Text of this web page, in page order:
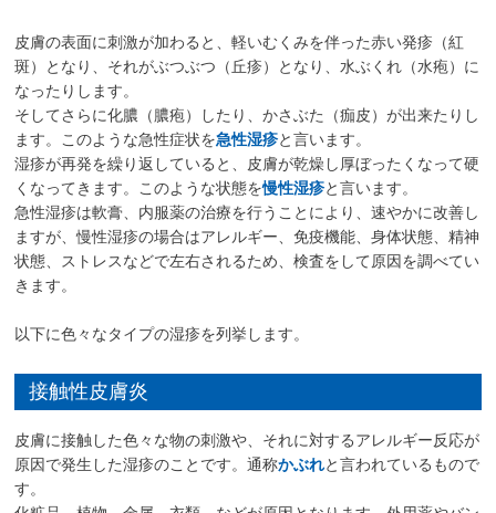
皮膚の表面に刺激が加わると、軽いむくみを伴った赤い発疹（紅
斑）となり、それがぶつぶつ（丘疹）となり、水ぶくれ（水疱）に
なったりします。
そしてさらに化膿（膿疱）したり、かさぶた（痂皮）が出来たりし
ます。このような急性症状を急性湿疹と言います。
湿疹が再発を繰り返していると、皮膚が乾燥し厚ぼったくなって硬
くなってきます。このような状態を慢性湿疹と言います。
急性湿疹は軟膏、内服薬の治療を行うことにより、速やかに改善し
ますが、慢性湿疹の場合はアレルギー、免疫機能、身体状態、精神
状態、ストレスなどで左右されるため、検査をして原因を調べてい
きます。
以下に色々なタイプの湿疹を列挙します。
接触性皮膚炎
皮膚に接触した色々な物の刺激や、それに対するアレルギー反応が
原因で発生した湿疹のことです。通称かぶれと言われているもので
す。